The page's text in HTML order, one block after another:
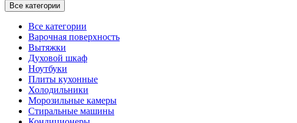
Все категории
Все категории
Варочная поверхность
Вытяжки
Духовой шкаф
Ноутбуки
Плиты кухонные
Холодильники
Морозильные камеры
Стиральные машины